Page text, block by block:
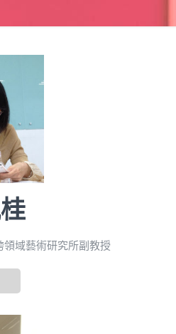
領域藝術研究所副教授